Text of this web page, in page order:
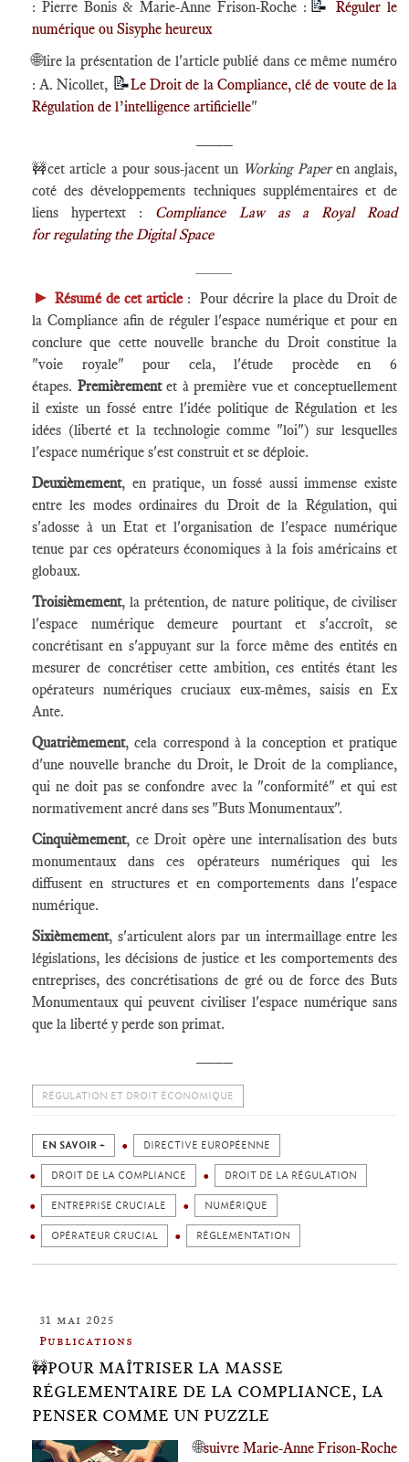
: Pierre Bonis & Marie-Anne Frison-Roche : 📝 Réguler le
numérique ou Sisyphe heureux
🌐lire la présentation de l'article publié dans ce même numéro
: A. Nicollet, 📝Le Droit de la Compliance, clé de voute de la
Régulation de l’intelligence artificielle"
🚧cet article a pour sous-jacent un Working Paperen anglais,
coté des développements techniques supplémentaires et de
liens hypertext : Compliance Law as a Royal Road
for regulating the Digital Space
► Résumé de cet article : Pour décrire la place du Droit de
la Compliance afin de réguler l'espace numérique et pour en
conclure que cette nouvelle branche du Droit constitue la
"voie royale" pour cela, l'étude procède en 6
étapes. Premièrementet à première vue et conceptuellement
il existe un fossé entre l'idée politique de Régulation et les
idées (liberté et la technologie comme "loi") sur lesquelles
l'espace numérique s'est construit et se déploie.
Deuxièmement, en pratique, un fossé aussi immense existe
entre les modes ordinaires du Droit de la Régulation, qui
s'adosse à un Etat et l'organisation de l'espace numérique
tenue par ces opérateurs économiques à la fois américains et
globaux.
Troisièmement, la prétention, de nature politique, de civiliser
l'espace numérique demeure pourtant et s'accroît, se
concrétisant en s'appuyant sur la force même des entités en
mesurer de concrétiser cette ambition, ces entités étant les
opérateurs numériques cruciaux eux-mêmes, saisis en Ex
Ante.
Quatrièmement, cela correspond à la conception et pratique
d'une nouvelle branche du Droit, le Droit de la compliance,
qui ne doit pas se confondre avec la "conformité" et qui est
normativement ancré dans ses "Buts Monumentaux".
Cinquièmement, ce Droit opère une internalisation des buts
monumentaux dans ces opérateurs numériques qui les
diffusent en structures et en comportements dans l'espace
numérique.
Sixièmement, s'articulent alors par un intermaillage entre les
législations, les décisions de justice et les comportements des
entreprises, des concrétisations de gré ou de force des Buts
Monumentaux qui peuvent civiliser l'espace numérique sans
que la liberté y perde son primat.
RÉGULATION ET DROIT ÉCONOMIQUE
EN SAVOIR + DIRECTIVE EUROPÉENNE
DROIT DE LA COMPLIANCE DROIT DE LA RÉGULATION
ENTREPRISE CRUCIALE NUMÉRIQUE
OPÉRATEUR CRUCIAL RÉGLEMENTATION
31 mai 2025
Publications
🚧POUR MAÎTRISER LA MASSE
RÉGLEMENTAIRE DE LA COMPLIANCE, LA
PENSER COMME UN PUZZLE
🌐suivre Marie-Anne Frison-Roche